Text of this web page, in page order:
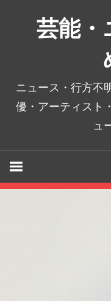
芸能・
ニュース・行方不
優・アーティスト
ュ